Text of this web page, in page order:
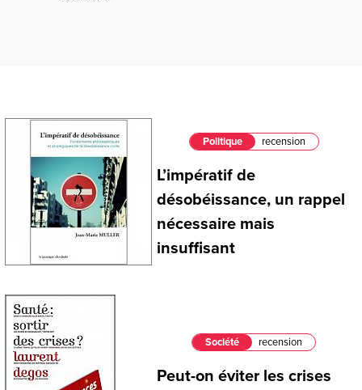
Politique recension
L’impératif de
désobéissance, un rappel
nécessaire mais
insuffisant
Société recension
Peut-on éviter les crises